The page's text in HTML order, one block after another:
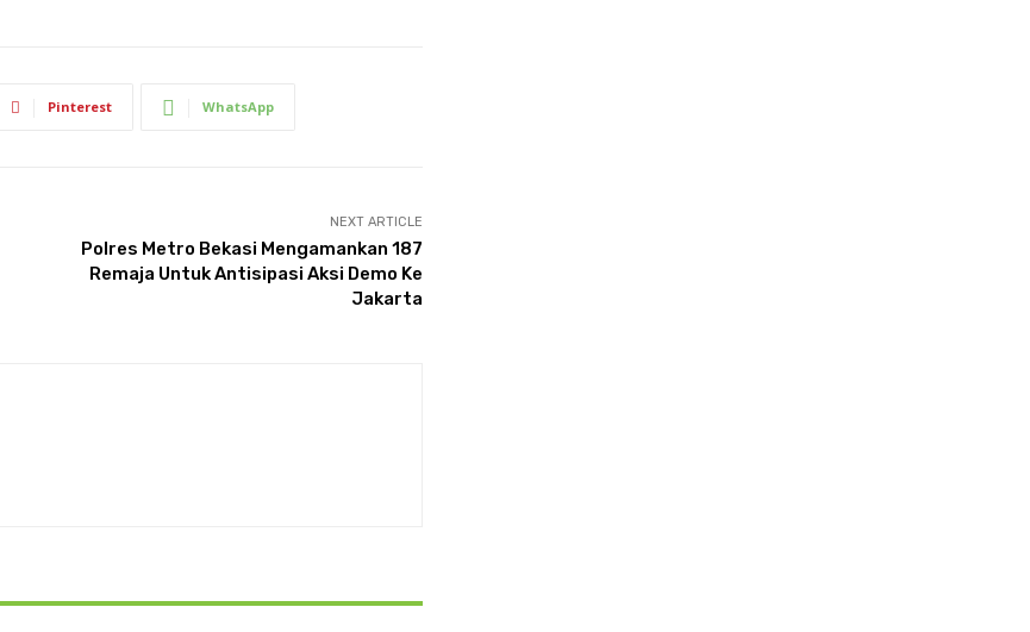
Pinterest WhatsApp
NEXT ARTICLE
Polres Metro Bekasi Mengamankan 187
Remaja Untuk Antisipasi Aksi Demo Ke
Jakarta